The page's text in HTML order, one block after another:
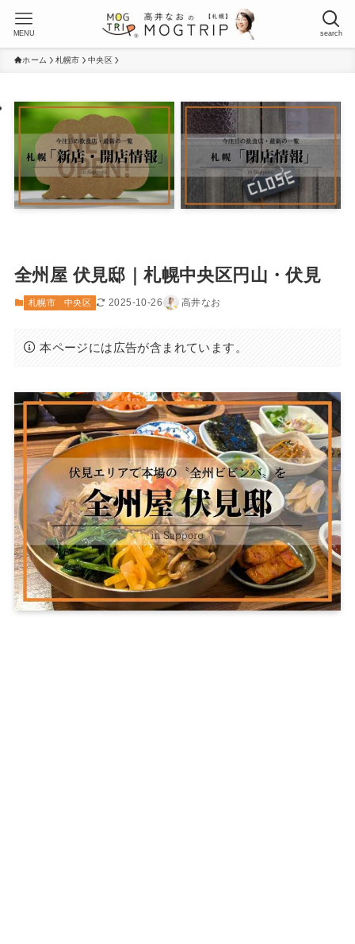
search
MENU
ホーム 札幌市 中央区
全州屋 伏見邸｜札幌中央区円山・伏見
札幌市 中央区 2025-10-26 高井なお
本ページには広告が含まれています。